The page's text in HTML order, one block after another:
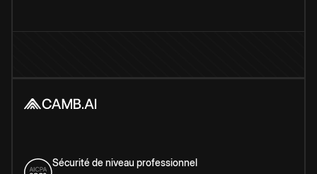
Sécurité de niveau professionnel